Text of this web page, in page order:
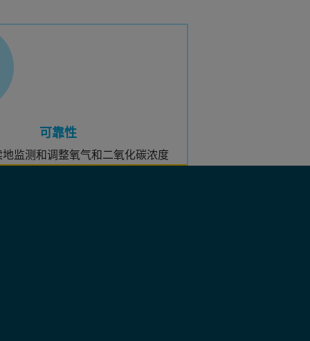
可靠性
监测和调整氧气和二氧化碳浓度